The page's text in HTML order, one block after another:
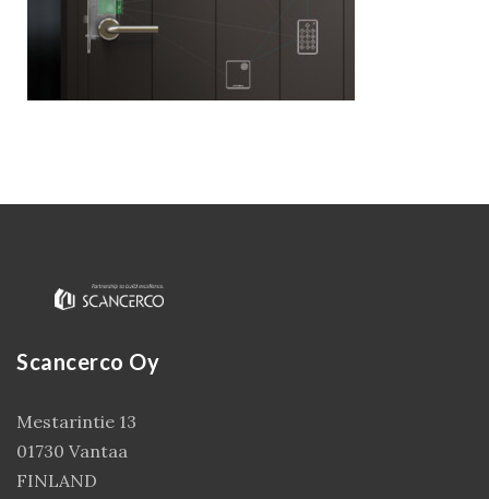
Scancerco Oy
Mestarintie 13
01730 Vantaa
FINLAND